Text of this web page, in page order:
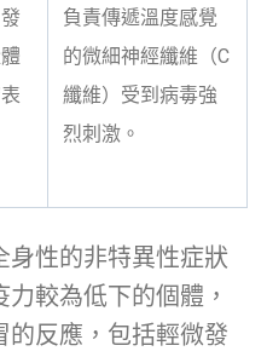
負責傳遞溫度感覺
的微細神經纖維（C
纖維）受到病毒強
烈刺激。
身性的非特異性症狀
較為低下的個體，
的反應，包括輕微發